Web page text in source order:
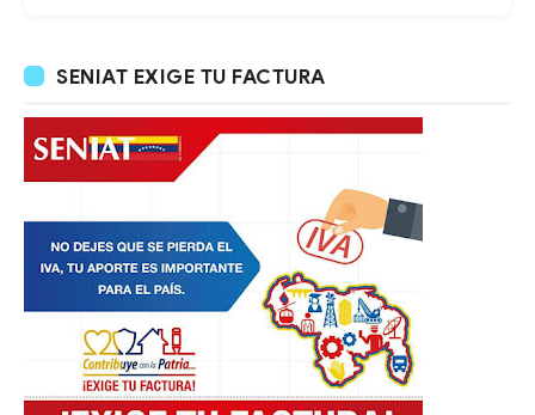
SENIAT EXIGE TU FACTURA